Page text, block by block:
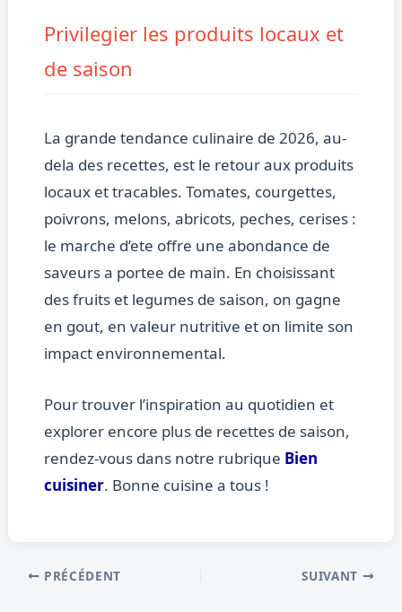
Privilegier les produits locaux et
de saison
La grande tendance culinaire de 2026, au-
dela des recettes, est le retour aux produits
locaux et tracables. Tomates, courgettes,
poivrons, melons, abricots, peches, cerises :
le marche d’ete offre une abondance de
saveurs a portee de main. En choisissant
des fruits et legumes de saison, on gagne
en gout, en valeur nutritive et on limite son
impact environnemental.
Pour trouver l’inspiration au quotidien et
explorer encore plus de recettes de saison,
rendez-vous dans notre rubrique Bien
cuisiner. Bonne cuisine a tous !
PRÉCÉDENT SUIVANT